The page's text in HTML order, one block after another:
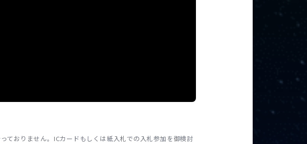
ておりません。ICカードもしくは紙入札での入札参加を御検討